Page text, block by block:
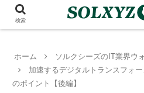
ホーム ソルクシーズのIT業界ウ
加速するデジタルトランスフォ
のポイント【後編】
検索